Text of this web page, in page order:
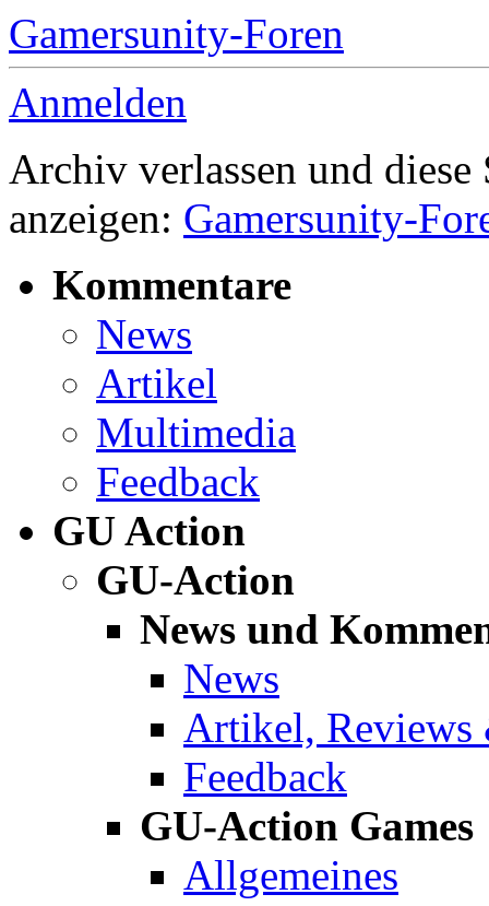
Gamersunity-Foren
Anmelden
Archiv verlassen und diese
anzeigen: Gamersunity-
Kommentare
News
Artikel
Multimedia
Feedback
GU Action
GU-Action
News und
News
Artikel, Reviews
Feedback
GU-Action Games
Allgemeines